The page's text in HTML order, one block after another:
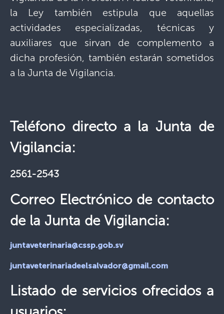
la Ley también estipula que aquellas
actividades especializadas, técnicas y
auxiliares que sirvan de complemento a
dicha profesión, también estarán sometidos
a la Junta de Vigilancia.
Teléfono directo a la Junta de
Vigilancia:
2561-2543
Correo Electrónico de contacto
de la Junta de Vigilancia:
juntaveterinaria@cssp.gob.sv
juntaveterinariadeelsalvador@gmail.com
Listado de servicios ofrecidos a